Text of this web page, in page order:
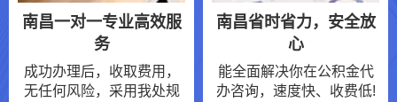
南昌一对一专业高效服
务
成功办理后，收取费用，
无任何风险，采用我处规
南昌省时省力，安全放
心
能全面解决你在公积金代
办咨询，速度快、收费低!